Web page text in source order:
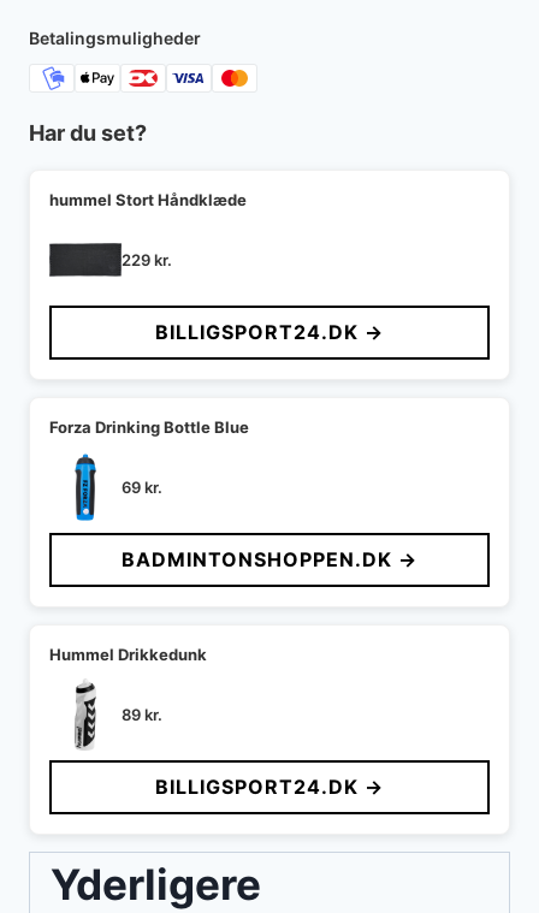
Betalingsmuligheder
Har du set?
hummel Stort Håndklæde
229kr.
BILLIGSPORT24.DK →
Forza Drinking Bottle Blue
69kr.
BADMINTONSHOPPEN.DK →
Hummel Drikkedunk
89kr.
BILLIGSPORT24.DK →
Yderligere